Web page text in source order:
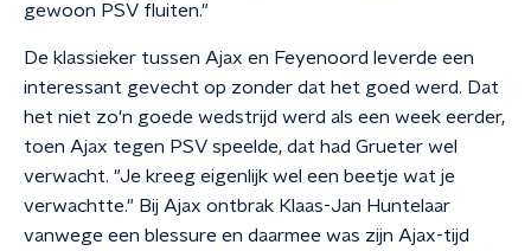
gewoon PSV fluiten."
De klassieker tussen Ajax en Feyenoord leverde een
interessant gevecht op zonder dat het goed werd. Dat
het niet zo'n goede wedstrijd werd als een week eerder,
toen Ajax tegen PSV speelde, dat had Grueter wel
verwacht. "Je kreeg eigenlijk wel een beetje wat je
verwachtte." Bij Ajax ontbrak Klaas-Jan Huntelaar
vanwege een blessure en daarmee was zijn Ajax-tijd